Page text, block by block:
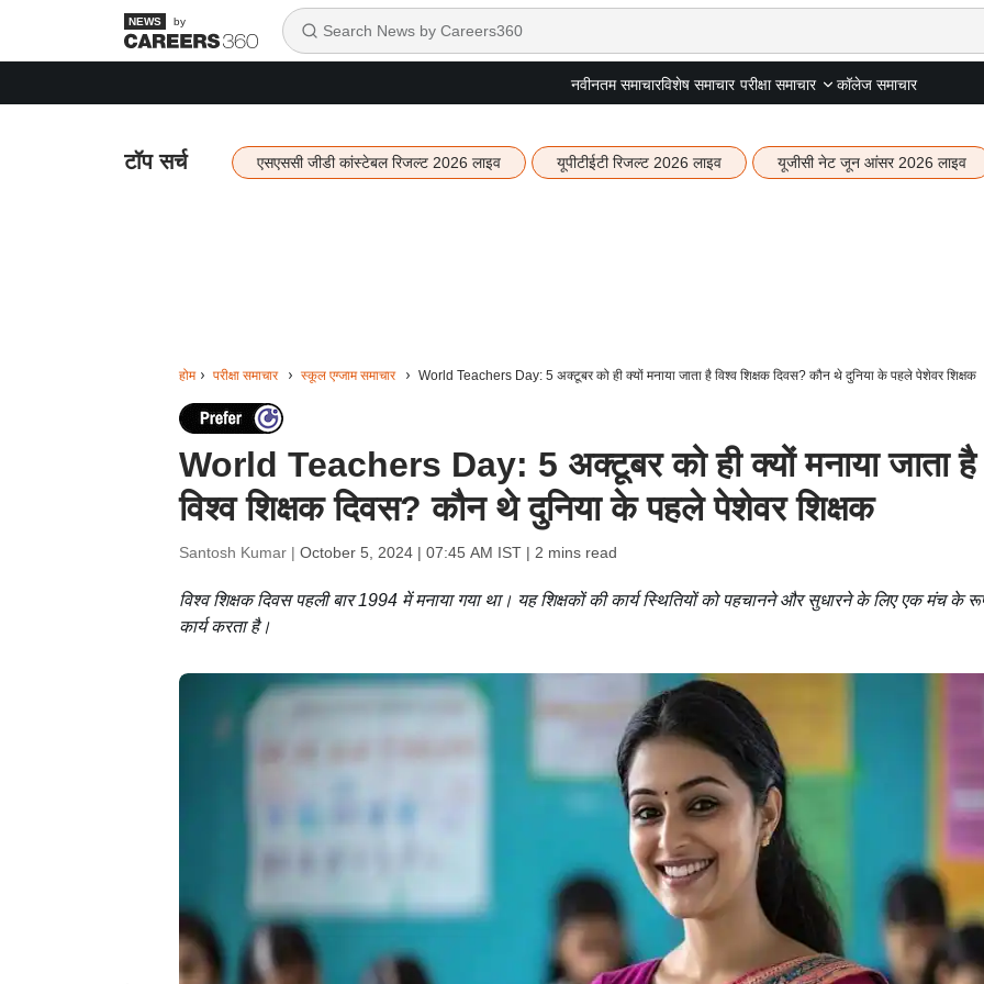
by
नवीनतम समाचारविशेष समाचार परीक्षा समाचार कॉलेज समाचार
टॉप सर्च एसएससी जीडी कांस्टेबल रिजल्ट 2026 लाइव यूपीटीईटी रिजल्ट 2026 लाइव यूजीसी नेट जून आंसर 2026 लाइव
होम परीक्षा समाचार स्कूल एग्जाम समाचार World Teachers Day: 5 अक्टूबर को ही क्यों मनाया जाता है विश्व शिक्षक दिवस? कौन थे दुनिया के पहले पेशेवर शिक्षक
World Teachers Day: 5 अक्टूबर को ही क्यों मनाया जाता है
विश्व शिक्षक दिवस? कौन थे दुनिया के पहले पेशेवर शिक्षक
Santosh Kumar | October 5, 2024 | 07:45 AM IST| 2 mins read
विश्व शिक्षक दिवस पहली बार 1994 में मनाया गया था। यह शिक्षकों की कार्य स्थितियों को पहचानने और सुधारने के लिए एक मंच के
कार्य करता है।